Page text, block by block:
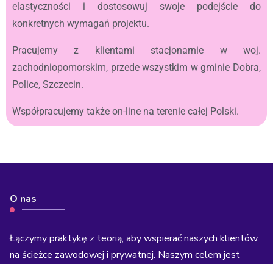
elastyczności i dostosowuj swoje podejście do
konkretnych wymagań projektu.
Pracujemy z klientami stacjonarnie w woj.
zachodniopomorskim, przede wszystkim w gminie Dobra,
Police, Szczecin.
Współpracujemy także on-line na terenie całej Polski.
O nas
Łączymy praktykę z teorią, aby wspierać naszych klientów
na ścieżce zawodowej i prywatnej. Naszym celem jest